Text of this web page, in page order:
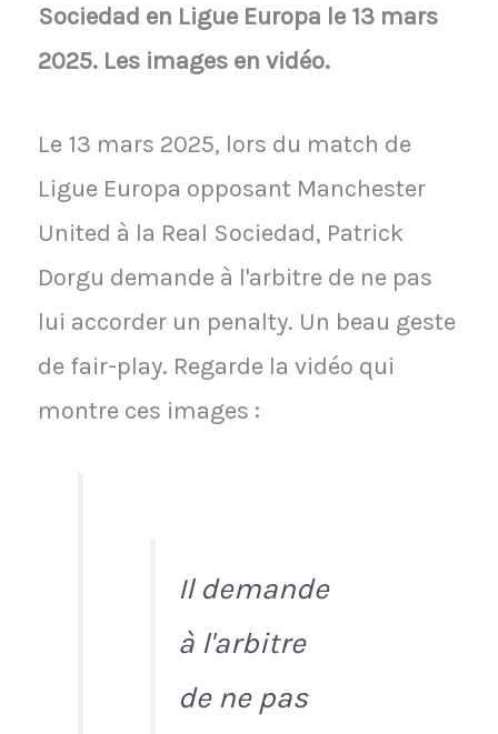
Sociedad en Ligue Europa le 13 mars
2025. Les images en vidéo.
Le 13 mars 2025, lors du match de
Ligue Europa opposant Manchester
United à la Real Sociedad, Patrick
Dorgu demande à l'arbitre de ne pas
lui accorder un penalty. Un beau geste
de fair-play. Regarde la vidéo qui
montre ces images :
Il demande
à l'arbitre
de ne pas